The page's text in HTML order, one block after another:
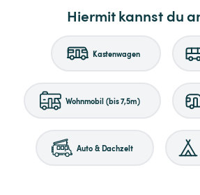
Hiermit kannst du
Kastenwagen
Wohnmobil (bis 7,5m)
Auto & Dachzelt